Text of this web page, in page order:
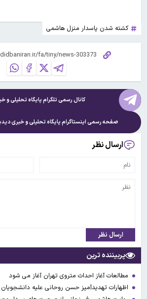
کشته شدن پاسدار منزل هاشمی
کانال رسمی تلگرام پایگاه تحلیلی و
صفحه رسمی اینستاگرام پایگاه تحلیلی و خبری
ارسال نظر
ارسال نظر
پربیننده ترین
مطالعات آغاز احداث متروی تهران آغاز می شود
اظهارات تهدیدآمیز حسن روحانی علیه دانشجویان